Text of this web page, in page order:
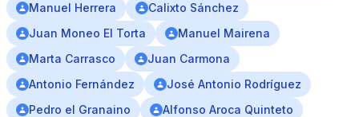
Manuel Herrera
Calixto Sánchez
Juan Moneo El Torta
Manuel Mairena
Marta Carrasco
Juan Carmona
Antonio Fernández
José Antonio Rodríguez
Pedro el Granaino
Alfonso Aroca Quinteto